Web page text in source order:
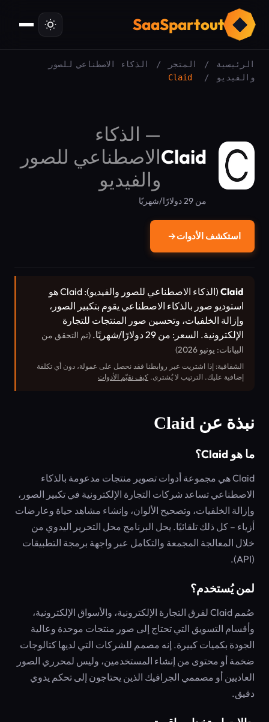
SaaSpartout
الرئيسية / المتجر /
الذكاء الاصطناعي للصور
والفيديو
/
Claid
Claid
— الذكاء
الاصطناعي للصور
والفيديو
من 29 دولارًا/شهريًا
استكشف الأدوات→
Claid
(الذكاء الاصطناعي للصور والفيديو): Claid هو
استوديو صور بالذكاء الاصطناعي يقوم بتكبير الصور،
وإزالة الخلفيات، وتحسين صور المنتجات للتجارة
الإلكترونية. السعر: من 29 دولارًا/شهريًا.
(تم التحقق من
البيانات: يونيو 2026)
الشفافية: إذا اشتريت عبر روابطنا فقد نحصل على عمولة، دون أي تكلفة
إضافية عليك. الترتيب لا يُشترى. كيف نقيّم الأدوات
نبذة عن Claid
ما هو Claid؟
Claid هي مجموعة أدوات تصوير منتجات مدعومة بالذكاء
الاصطناعي تساعد شركات التجارة الإلكترونية في تكبير الصور،
وإزالة الخلفيات، وتصحيح الألوان، وإنشاء مشاهد حياة وعارضات
أزياء – كل ذلك تلقائيًا. يحل البرنامج محل التحرير اليدوي من
خلال المعالجة المجمعة والتكامل عبر واجهة برمجة التطبيقات
(API).
لمن يُستخدم؟
صُمم Claid لفرق التجارة الإلكترونية، والأسواق الإلكترونية،
وأقسام التسويق التي تحتاج إلى صور منتجات موحدة وعالية
الجودة بكميات كبيرة. إنه مصمم للشركات التي لديها كتالوجات
ضخمة أو محتوى من إنشاء المستخدمين، وليس لمحرري الصور
العاديين أو مصممي الجرافيك الذين يحتاجون إلى تحكم يدوي
دقيق.